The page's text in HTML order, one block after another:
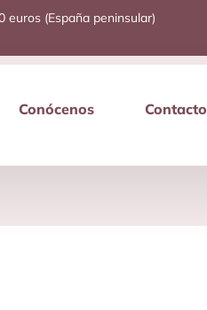
euros (España peninsular)
Conócenos Contacto